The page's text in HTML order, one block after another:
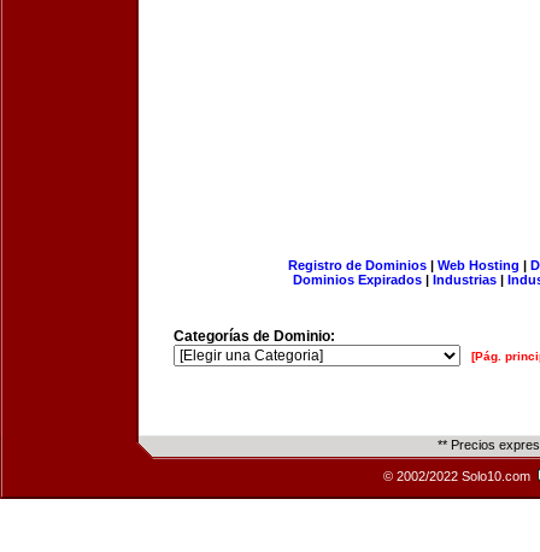
Registro de Dominios| Web Hosting |
Dominios Expirados | Industrias |
Categorías de Dominio:
[Pág.
** Precios
© 2002/2022 Solo10.com